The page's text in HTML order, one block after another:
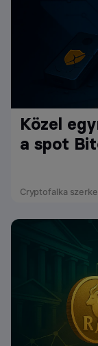
Közel
a spot
Cryptofalka